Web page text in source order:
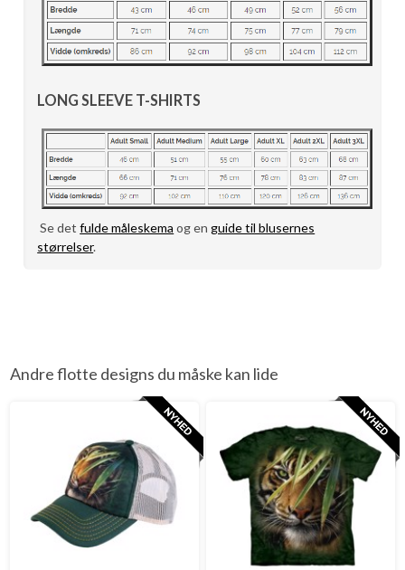
LONG SLEEVE T-SHIRTS
Se detfulde måleskema og enguide til blusernes
størrelser.
Andre flotte designs du måske kan lide